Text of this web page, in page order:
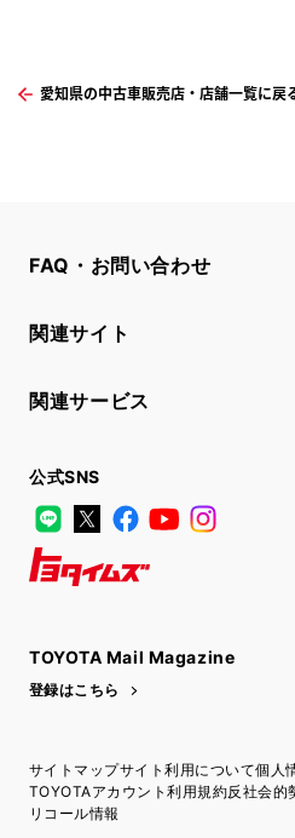
愛知県の中古車販売店・店舗一覧に戻
FAQ・お問い合わせ
関連サイト
関連サービス
公式SNS
LINE
X FacebookYouTube
TOYOTA Mail Magazine
登録はこちら
サイトマップサイト利用について個人
TOYOTAアカウント利用規約反社会的
リコール情報